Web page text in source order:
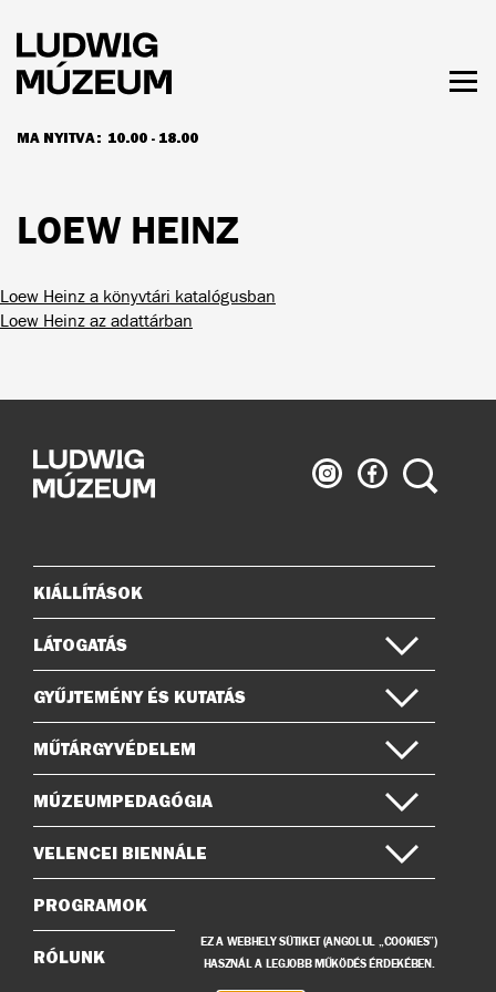
tartalomra
MA NYITVA: 10.00 - 18.00
NYITVATARTÁS ÉS JEGYÁRAK
LOEW HEINZ
Loew Heinz a könyvtári katalógusban
Loew Heinz az adattárban
Ludwig
Múzeum
Ludwig
Múzeum
Keresés
Oldaltérkép
KIÁLLÍTÁSOK
LÁTOGATÁS
GYŰJTEMÉNY ÉS KUTATÁS
MŰTÁRGYVÉDELEM
MÚZEUMPEDAGÓGIA
VELENCEI BIENNÁLE
PROGRAMOK
RÓLUNK
EZ A WEBHELY SÜTIKET (ANGOLUL „COOKIES”)
HASZNÁL A LEGJOBB MŰKÖDÉS ÉRDEKÉBEN.